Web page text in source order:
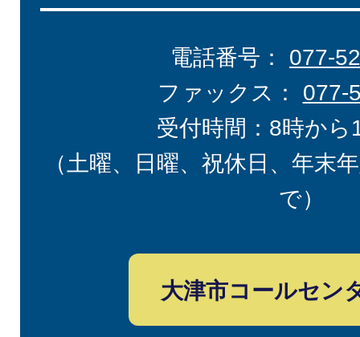
電話番号： 077-
ファックス： 077-
受付時間：8時から
（土曜、日曜、祝休日、年末
で）
大津市コールセン